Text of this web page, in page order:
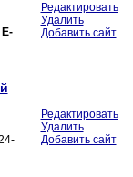
E-
Редактировать
Удалить
Добавить сайт
Редактировать
Удалить
Добавить сайт